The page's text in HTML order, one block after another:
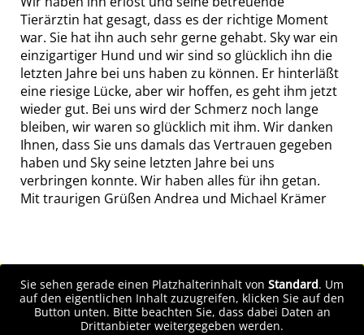
Tierärztin hat gesagt, dass es der richtige Moment
war. Sie hat ihn auch sehr gerne gehabt. Sky war ein
einzigartiger Hund und wir sind so glücklich ihn die
letzten Jahre bei uns haben zu können. Er hinterläßt
eine riesige Lücke, aber wir hoffen, es geht ihm jetzt
wieder gut. Bei uns wird der Schmerz noch lange
bleiben, wir waren so glücklich mit ihm. Wir danken
Ihnen, dass Sie uns damals das Vertrauen gegeben
haben und Sky seine letzten Jahre bei uns
verbringen konnte. Wir haben alles für ihn getan.
Mit traurigen Grüßen Andrea und Michael Krämer
Sie sehen gerade einen Platzhalterinhalt von Standard. Um
auf den eigentlichen Inhalt zuzugreifen, klicken Sie auf den
Button unten. Bitte beachten Sie, dass dabei Daten an
Drittanbieter weitergegeben werden.